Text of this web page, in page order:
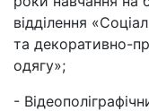
відділення
та декоративно-
одягу»;
-